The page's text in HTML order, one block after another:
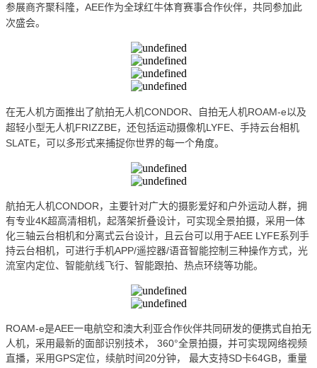
参展商齐聚科隆，AEE作为全球红牛体育赛事合作伙伴，共同参加此
次盛会。
在无人机方面推出了航拍无人机CONDOR、自拍无人机ROAM-e以及
超轻小型无人机FRIZZBE，还包括运动摄像机LYFE、手持云台相机
SLATE，可以多形式来捕捉你世界的每一个角度。
航拍无人机CONDOR，主要针对广大的摄影爱好和户外运动人群，拥
有专业4K超高清相机，起落架折叠设计，可实现全景拍摄，采用一体
化三轴云台相机和分离式云台设计，且云台可以用于AEE LYFE系列手
持云台相机，可进行手机APP/遥控器/语音智能控制三种操作方式，光
流室内定位、智能航线飞行、智能跟拍、热点环绕等功能。
ROAM-e是AEE一电航空和澳大利亚合作伙伴共同研发的便携式自拍无
人机，采用最新的面部识别技术， 360°全景拍摄，并可实现网络视频
直播，采用GPS定位，续航时间20分钟， 最大支持SD卡64GB，重量